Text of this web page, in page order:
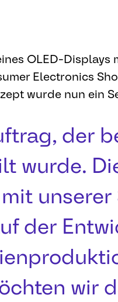
OLED-
Electronics
wurde nun ein
der
wurde.
der
wir